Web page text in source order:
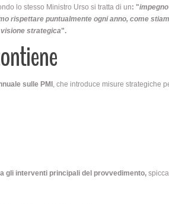
lo stesso Ministro Urso si tratta di un: "impegno
rispettare puntualmente ogni anno, come
strategica".
sulle PMI , che introduce misure strategiche
gli interventi principali del provvedimento,